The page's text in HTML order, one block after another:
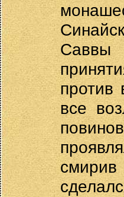
Саввы
против
все